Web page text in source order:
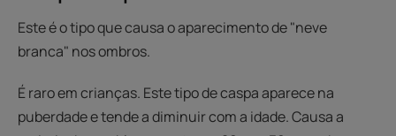
Este é o tipo que causa o aparecimento de "neve
branca" nos ombros.
É raro em crianças. Este tipo de caspa aparece na
puberdade e tende a diminuir com a idade. Causa a